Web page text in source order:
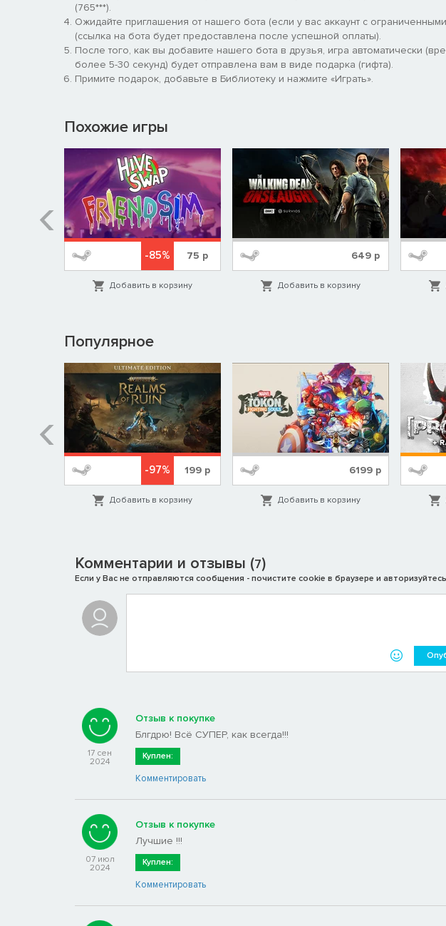
(765***).
Ожидайте приглашения от нашего бота (если у вас аккаунт с
(ссылка на бота будет предоставлена после успешной оплаты).
После того, как вы добавите нашего бота в друзья, игра автоматически
более 5-30 секунд) будет отправлена вам в виде подарка (гифта).
Примите подарок, добавьте в Библиотеку и нажмите «Играть».
Похожие игры
-85% 75 р
Добавить в корзину
649р
Добавить в корзину
Популярное
-97% 199р
Добавить в корзину
6199 р
Добавить в корзину
Комментарии и отзывы (7)
Если у Вас не отправляются сообщения - почистите cookie в браузере и
17 сен
2024
Отзыв к покупке
Блгдрю! Всё СУПЕР, как всегда!!!
Куплен:
Комментировать
07 июл
2024
Отзыв к покупке
Лучшие !!!
Куплен:
Комментировать